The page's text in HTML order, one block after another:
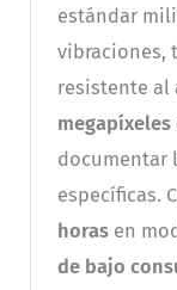
estándar
vibraciones,
resistente al
megapíxeles
documentar
específicas.
horasen
de bajo